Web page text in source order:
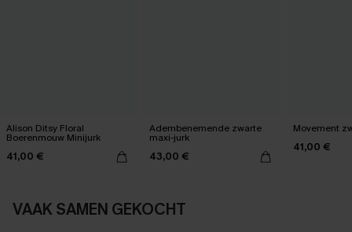
Alison Ditsy Floral
Boerenmouw Minijurk
41,00 €
Adembenemende zwarte
maxi-jurk
43,00 €
Movement
41,00 €
VAAK SAMEN GEKOCHT